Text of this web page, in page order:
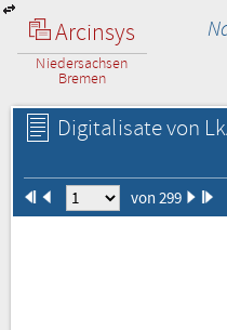
Arcinsys
Niedersachsen
Bremen
Digitalisate von
von 299